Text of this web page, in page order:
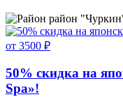
район
от 3500 ₽
50% скидка на
Spa»!